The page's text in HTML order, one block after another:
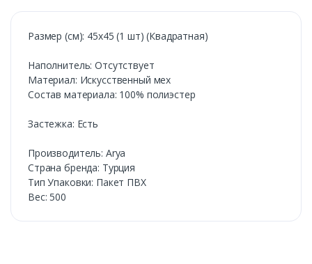
Размер (см): 45х45 (1 шт) (Квадратная)
Наполнитель: Отсутствует
Материал: Искусственный мех
Состав материала: 100% полиэстер
Застежка: Есть
Производитель: Arya
Страна бренда: Турция
Тип Упаковки: Пакет ПВХ
Вес: 500